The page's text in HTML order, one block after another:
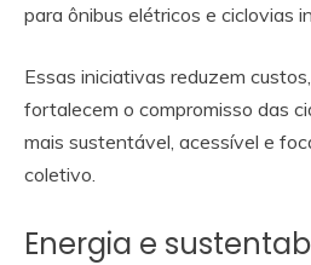
para ônibus elétricos e ciclovias
Essas iniciativas reduzem
fortalecem o compromisso das
mais sustentável, acessível e
coletivo.
Energia e